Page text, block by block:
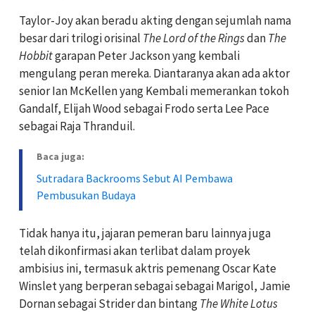
Taylor-Joy akan beradu akting dengan sejumlah nama
besar dari trilogi orisinal The Lord of the RingsdanThe
Hobbitgarapan Peter Jackson yang kembali
mengulang peran mereka. Diantaranya akan ada aktor
senior Ian McKellen yang Kembali memerankan tokoh
Gandalf, Elijah Wood sebagai Frodo serta Lee Pace
sebagai Raja Thranduil.
Baca juga:
Sutradara Backrooms Sebut AI Pembawa
Pembusukan Budaya
Tidak hanya itu, jajaran pemeran baru lainnya juga
telah dikonfirmasi akan terlibat dalam proyek
ambisius ini, termasuk aktris pemenang Oscar Kate
Winslet yang berperan sebagai sebagai Marigol, Jamie
Dornan sebagai Strider dan bintangThe White Lotus